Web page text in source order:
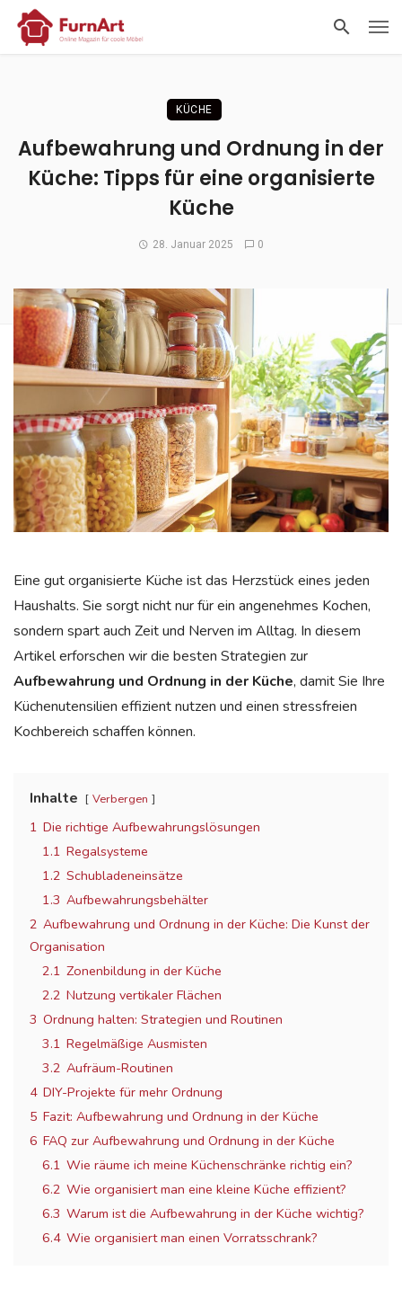
KÜCHE
Aufbewahrung und Ordnung in der
Küche: Tipps für eine organisierte
Küche
28. Januar 2025 0
Eine gut organisierte Küche ist das Herzstück eines jeden
Haushalts. Sie sorgt nicht nur für ein angenehmes Kochen,
sondern spart auch Zeit und Nerven im Alltag. In diesem
Artikel erforschen wir die besten Strategien zur
Aufbewahrung und Ordnung in der Küche, damit Sie Ihre
Küchenutensilien effizient nutzen und einen stressfreien
Kochbereich schaffen können.
Inhalte Verbergen
1 Die richtige Aufbewahrungslösungen
1.1 Regalsysteme
1.2 Schubladeneinsätze
1.3 Aufbewahrungsbehälter
2 Aufbewahrung und Ordnung in der Küche: Die Kunst der
Organisation
2.1 Zonenbildung in der Küche
2.2 Nutzung vertikaler Flächen
3 Ordnung halten: Strategien und Routinen
3.1 Regelmäßige Ausmisten
3.2 Aufräum-Routinen
4 DIY-Projekte für mehr Ordnung
5 Fazit: Aufbewahrung und Ordnung in der Küche
6 FAQ zur Aufbewahrung und Ordnung in der Küche
6.1 Wie räume ich meine Küchenschränke richtig ein?
6.2 Wie organisiert man eine kleine Küche effizient?
6.3 Warum ist die Aufbewahrung in der Küche wichtig?
6.4 Wie organisiert man einen Vorratsschrank?